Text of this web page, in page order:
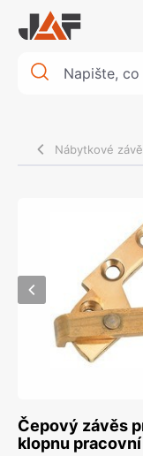
Nábytkové
Čepový závěs
klopnu